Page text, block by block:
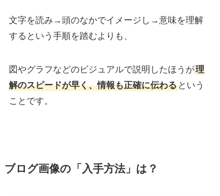
文字を読み→頭のなかでイメージし→意味を理解
するという手順を踏むよりも、
図やグラフなどのビジュアルで説明したほうが理
解のスピードが早く、情報も正確に伝わるという
ことです。
ブログ画像の「入手方法」は？